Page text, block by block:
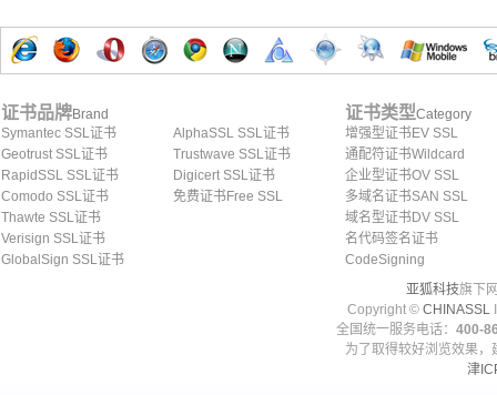
证书品牌Brand
Symantec SSL证书
Geotrust SSL证书
RapidSSL SSL证书
Comodo SSL证书
Thawte SSL证书
Verisign SSL证书
GlobalSign SSL证书
AlphaSSL SSL证书
Trustwave SSL证书
Digicert SSL证书
免费证书Free SSL
证书类型Category
增强型证书EV SSL
通配符证书Wildcard
企业型证书OV SSL
多域名证书SAN SSL
域名型证书DV SSL
名代码签名证书
CodeSigning
亚狐科技旗下
Copyright © CHINASSL
全国统一服务电话： 400-
为了取得较好浏览效果
津